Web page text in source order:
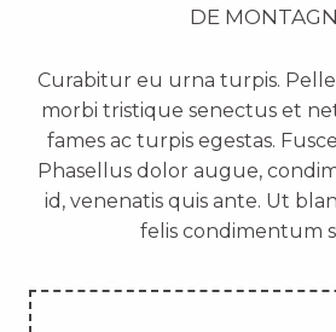
DE
Curabitur eu urna turpis.
morbi tristique senectus et
fames ac turpis egestas.
Phasellus dolor augue,
id, venenatis quis ante. Ut
felis condimentum